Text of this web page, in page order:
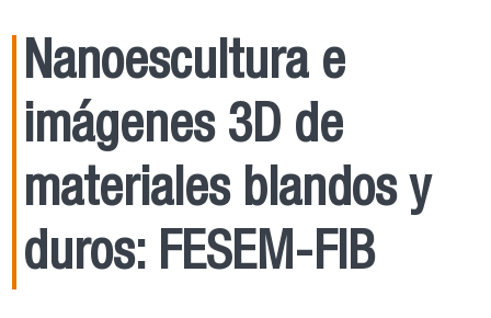
Nanoescultura e
imágenes 3D de
materiales blandos y
duros: FESEM-FIB